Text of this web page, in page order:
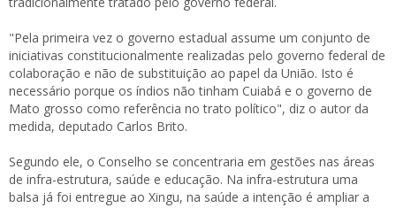
"Pela primeira vez o governo estadual assume um conjunto de
iniciativas constitucionalmente realizadas pelo governo federal de
colaboração e não de substituição ao papel da União. Isto é
necessário porque os índios não tinham Cuiabá e o governo de
Mato grosso como referência no trato político", diz o autor da
medida, deputado Carlos Brito.
Segundo ele, o Conselho se concentraria em gestões nas áreas
de infra-estrutura, saúde e educação. Na infra-estrutura uma
balsa já foi entregue ao Xingu, na saúde a intenção é ampliar a